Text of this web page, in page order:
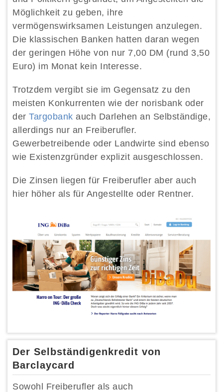
Möglichkeit zu geben, ihre
vermögenswirksamen Leistungen anzulegen.
Die klassischen Banken hatten daran wegen
der geringen Höhe von nur 7,00 DM (rund 3,50
Euro) im Monat kein Interesse.
Trotzdem vergibt sie im Gegensatz zu den
meisten Konkurrenten wie der norisbank oder
der Targobank auch Darlehen an Selbständige,
allerdings nur an Freiberufler.
Gewerbetreibende oder Landwirte sind ebenso
wie Existenzgründer explizit ausgeschlossen.
Die Zinsen liegen für Freiberufler aber auch
hier höher als für Angestellte oder Rentner.
Der Selbständigenkredit von
Barclaycard
Sowohl Freiberufler als auch